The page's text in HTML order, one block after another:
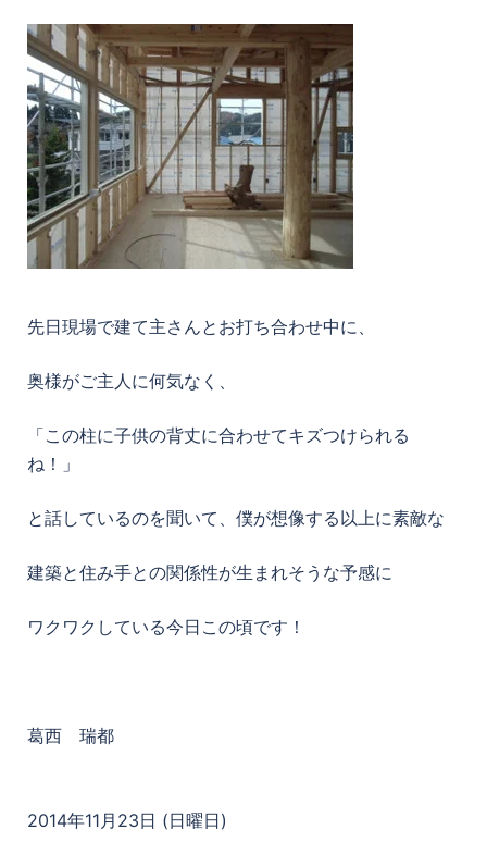
先日現場で建て主さんとお打ち合わせ中に、
奥様がご主人に何気なく、
「この柱に子供の背丈に合わせてキズつけられる
ね！」
と話しているのを聞いて、僕が想像する以上に素敵な
建築と住み手との関係性が生まれそうな予感に
ワクワクしている今日この頃です！
葛西 瑞都
2014年11月23日 (日曜日)